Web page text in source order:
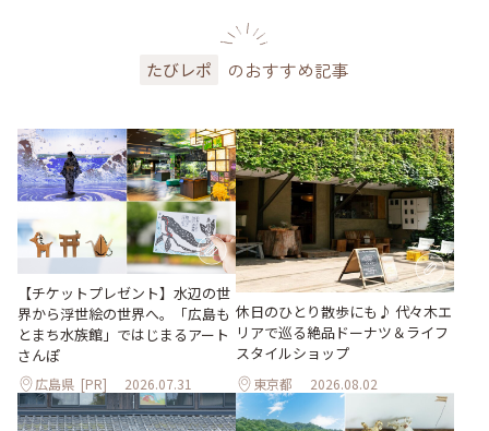
たびレポ のおすすめ記事
【チケットプレゼント】水辺の世
界から浮世絵の世界へ。「広島も
とまち水族館」ではじまるアート
さんぽ
広島県 [PR] 2026.07.31
休日のひとり散歩にも♪ 代々木エ
リアで巡る絶品ドーナツ＆ライフ
スタイルショップ
東京都 2026.08.02